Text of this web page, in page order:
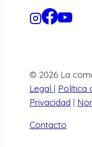
© 2026 La
Legal | Política
Privacidad |
Contacto